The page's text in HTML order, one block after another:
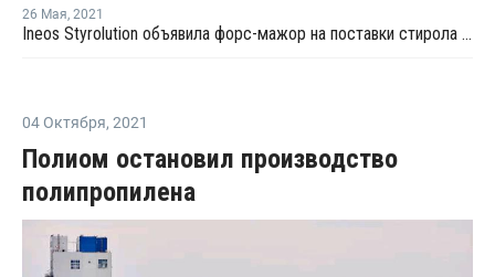
26 Мая, 2021
Ineos Styrolution объявила форс-мажор на поставки стирола в Канаде
04 Октября, 2021
Полиом остановил производство
полипропилена